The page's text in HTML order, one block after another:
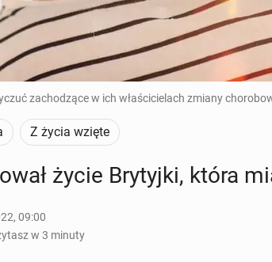
zachodzące w ich właścicielach zmiany
Z życia wzięte
życie Bry­tyj­ki, która
09:00
w 3 minuty